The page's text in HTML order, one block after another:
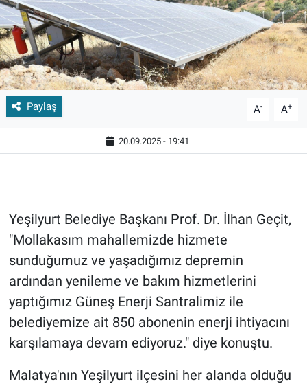
Paylaş A- A+
20.09.2025 - 19:41
Yeşilyurt Belediye Başkanı Prof. Dr. İlhan Geçit,
"Mollakasım mahallemizde hizmete
sunduğumuz ve yaşadığımız depremin
ardından yenileme ve bakım hizmetlerini
yaptığımız Güneş Enerji Santralimiz ile
belediyemize ait 850 abonenin enerji ihtiyacını
karşılamaya devam ediyoruz." diye konuştu.
Malatya'nın Yeşilyurt ilçesini her alanda olduğu